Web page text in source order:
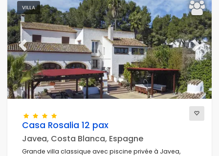
VILLA
Previous Next
Casa Rosalia 12 pax
Javea, Costa Blanca, Espagne
Grande villa classique avec piscine privée à Javea,